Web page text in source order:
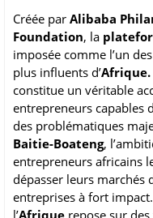
Créée par Alibaba
Foundation, la
imposée comme l’un
plus influents d’Afrique.
constitue un véritable
entrepreneurs capables
des problématiques
Baitie-Boateng,
entrepreneurs africains
dépasser leurs marchés
entreprises à fort